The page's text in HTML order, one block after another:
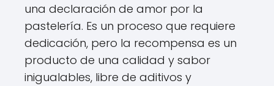
una declaración de amor por la
pastelería. Es un proceso que requiere
dedicación, pero la recompensa es un
producto de una calidad y sabor
inigualables, libre de aditivos y